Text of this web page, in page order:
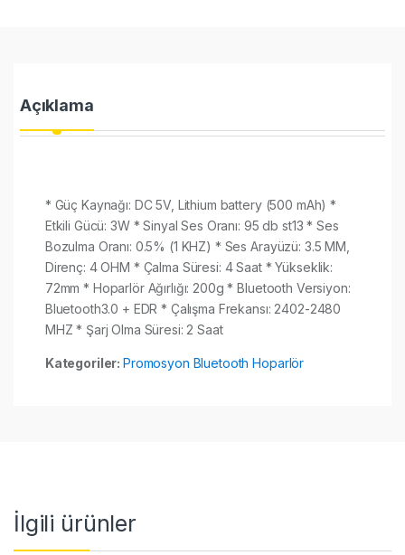
Açıklama
* Güç Kaynağı: DC 5V, Lithium battery (500 mAh) *
Etkili Gücü: 3W * Sinyal Ses Oranı: 95 db st13 * Ses
Bozulma Oranı: 0.5% (1 KHZ) * Ses Arayüzü: 3.5 MM,
Direnç: 4 OHM * Çalma Süresi: 4 Saat * Yükseklik:
72mm * Hoparlör Ağırlığı: 200g * Bluetooth Versiyon:
Bluetooth3.0 + EDR * Çalışma Frekansı: 2402-2480
MHZ * Şarj Olma Süresi: 2 Saat
Kategoriler:Promosyon Bluetooth Hoparlör
İlgili ürünler